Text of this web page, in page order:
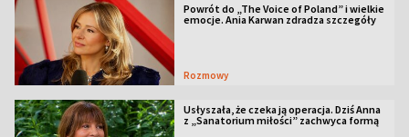
Powrót do „The Voice of Poland” i wielkie
emocje. Ania Karwan zdradza szczegóły
Rozmowy
Usłyszała, że czeka ją operacja. Dziś Anna
z „Sanatorium miłości” zachwyca formą